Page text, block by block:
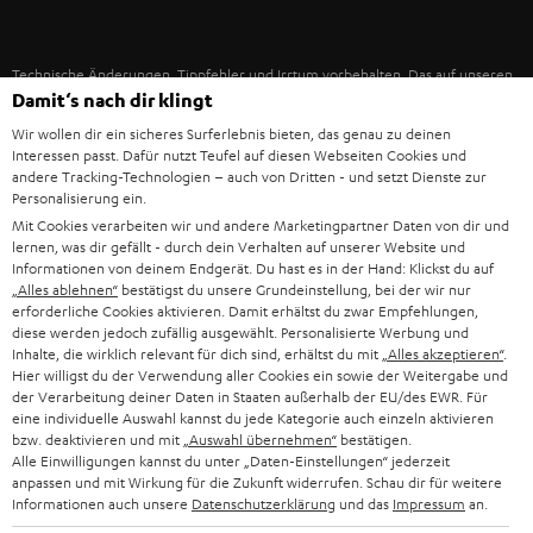
NACHHALTIGKEIT
UNSERE WERTE
BILDUNGSRABATT
BARRIEREFREIHEIT
USA
WEITERE LÄNDER
Technische Änderungen, Tippfehler und Irrtum vorbehalten. Das auf unseren
Fotos abgebildete Zubehör ist nicht im Lieferumfang enthalten. Etwaige
©2026 Lautsprecher Teufel GmbH - All rights reserved.
Impressum AGB Datenschutz Daten-Einstellungen
EU Data Act
Vertrag widerrufen
Damit‘s nach dir klingt
Wir wollen dir ein sicheres Surferlebnis bieten, das genau zu deinen
Interessen passt. Dafür nutzt Teufel auf diesen Webseiten Cookies und
andere Tracking-Technologien – auch von Dritten - und setzt Dienste zur
Personalisierung ein.
Mit Cookies verarbeiten wir und andere Marketingpartner Daten von dir und
lernen, was dir gefällt - durch dein Verhalten auf unserer Website und
Informationen von deinem Endgerät. Du hast es in der Hand: Klickst du auf
„Alles ablehnen“ bestätigst du unsere Grundeinstellung, bei der wir nur
erforderliche Cookies aktivieren. Damit erhältst du zwar Empfehlungen,
diese werden jedoch zufällig ausgewählt. Personalisierte Werbung und
Inhalte, die wirklich relevant für dich sind, erhältst du mit „Alles akzeptieren“.
Hier willigst du der Verwendung aller Cookies ein sowie der Weitergabe und
der Verarbeitung deiner Daten in Staaten außerhalb der EU/des EWR. Für
eine individuelle Auswahl kannst du jede Kategorie auch einzeln aktivieren
bzw. deaktivieren und mit „Auswahl übernehmen“ bestätigen.
Alle Einwilligungen kannst du unter „Daten-Einstellungen“ jederzeit
anpassen und mit Wirkung für die Zukunft widerrufen. Schau dir für weitere
Informationen auch unsere Datenschutzerklärung und das Impressum an.